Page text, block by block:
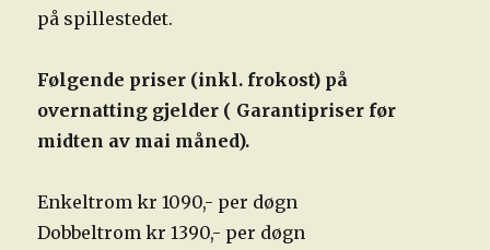
på spillestedet.
Følgende priser (inkl. frokost) på
overnatting gjelder ( Garantipriser før
midten av mai måned).
Enkeltrom kr 1090,- per døgn
Dobbeltrom kr 1390,- per døgn